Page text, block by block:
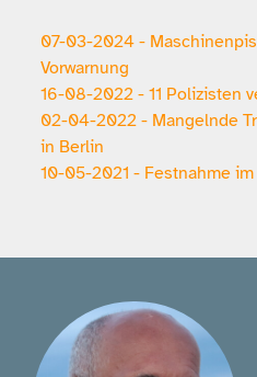
07-03-2024 -
Vorwarnung
16-08-2022 - 11 Polizisten
02-04-2022 - Mangelnde
in Berlin
10-05-2021 - Festnahme im